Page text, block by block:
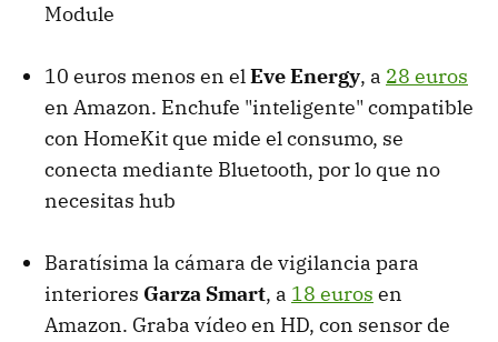
Module
10 euros menos en elEve Energy, a 28 euros
en Amazon. Enchufe "inteligente" compatible
con HomeKit que mide el consumo, se
conecta mediante Bluetooth, por lo que no
necesitas hub
Baratísima la cámara de vigilancia para
interiores Garza Smart, a 18 euros en
Amazon. Graba vídeo en HD, con sensor de